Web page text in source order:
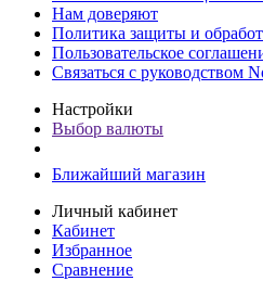
Нам доверяют
Политика защиты и
Пользовательское
Связаться с руководством
Настройки
Выбор валюты
Ближайший магазин
Личный кабинет
Кабинет
Избранное
Сравнение